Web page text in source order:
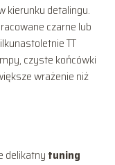
kierunku detalingu.
czarne lub
TT
czyste końcówki
wrażenie niż
delikatny tuning